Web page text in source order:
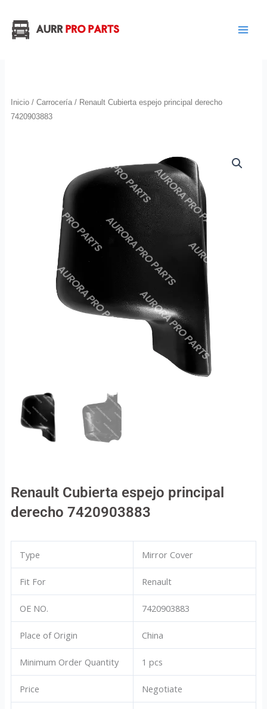
contenido
Inicio/ Carrocería/ Renault Cubierta espejo principal derecho
7420903883
Renault Cubierta espejo principal
derecho 7420903883
Type Mirror Cover
Fit For Renault
OE NO. 7420903883
Place of Origin China
Minimum Order Quantity 1 pcs
Price Negotiate